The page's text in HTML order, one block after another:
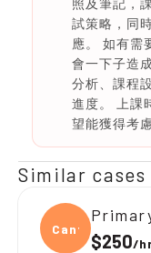
照及筆記，
試策略，同
應。 如有需
會一下子造
分析、課程
進度。 上課
望能獲得考
Similar cases
Canto
$250/